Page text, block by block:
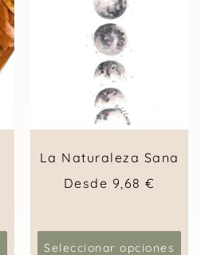
La Naturaleza Sana
Desde 9,68 €
Seleccionar opciones